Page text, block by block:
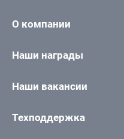
О компании
Наши награды
Наши вакансии
Техподдержка